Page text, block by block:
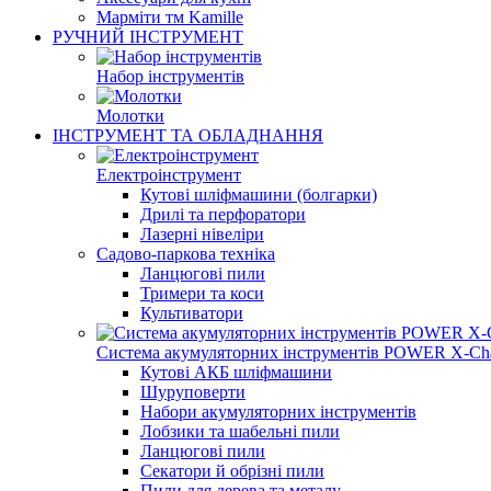
Марміти тм Kamille
РУЧНИЙ ІНСТРУМЕНТ
Набор інструментів
Молотки
ІНСТРУМЕНТ ТА ОБЛАДНАННЯ
Електроінструмент
Кутові шліфмашини (болгарки)
Дрилі та перфоратори
Лазерні нівеліри
Садово-паркова техніка
Ланцюгові пили
Тримери та коси
Культиватори
Система акумуляторних інструментів POWER X-
Кутові АКБ шліфмашини
Шуруповерти
Набори акумуляторних інструментів
Лобзики та шабельні пили
Ланцюгові пили
Секатори й обрізні пили